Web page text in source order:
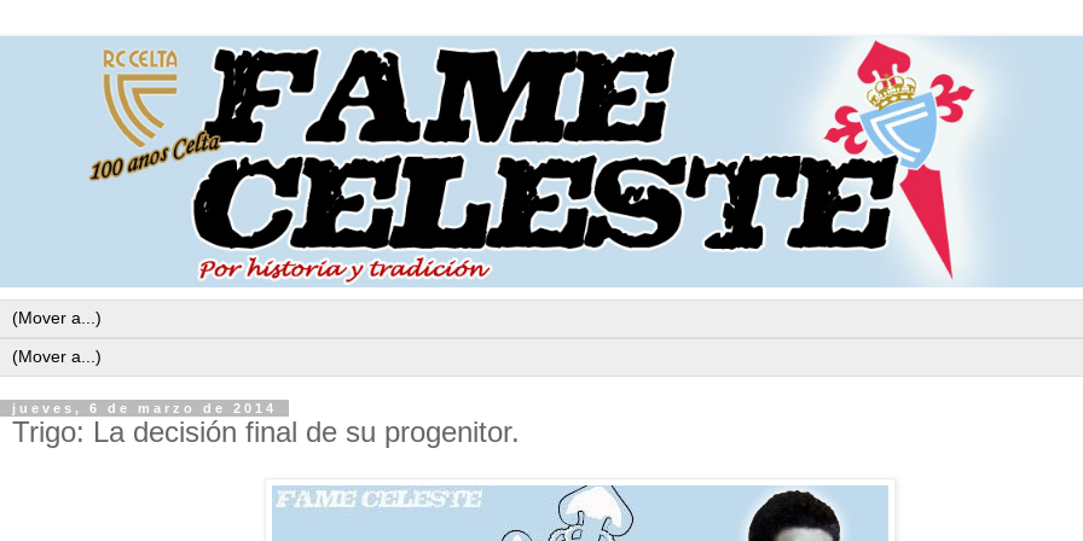
jueves, 6 de marzo de 2014
Trigo: La decisión final de su progenitor.